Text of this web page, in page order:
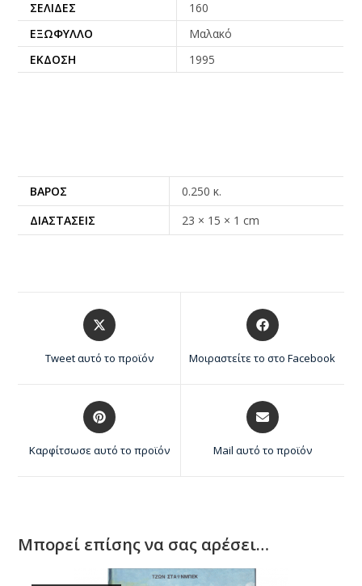
ΣΕΛΊΔΕΣ
160
ΕΞΏΦΥΛΛΟ
Μαλακό
ΈΚΔΟΣΗ
1995
ΒΆΡΟΣ
0.250 κ.
ΔΙΑΣΤΆΣΕΙΣ
23 × 15 × 1 cm
Tweet αυτό το προϊόν Μοιραστείτε το στο Facebook
Καρφίτσωσε αυτό το προϊόν Mail αυτό το προϊόν
Μπορεί επίσης να σας αρέσει…